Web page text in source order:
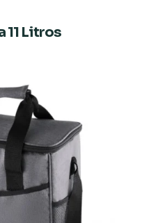
11 Litros